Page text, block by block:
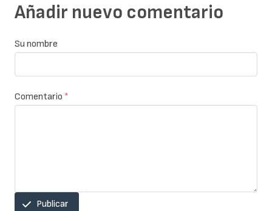
Añadir nuevo comentario
Su nombre
Comentario *
Publicar